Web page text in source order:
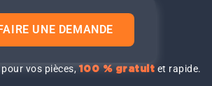
UNE DEMANDE
pour vos pièces,100 % gratuit et rapide.